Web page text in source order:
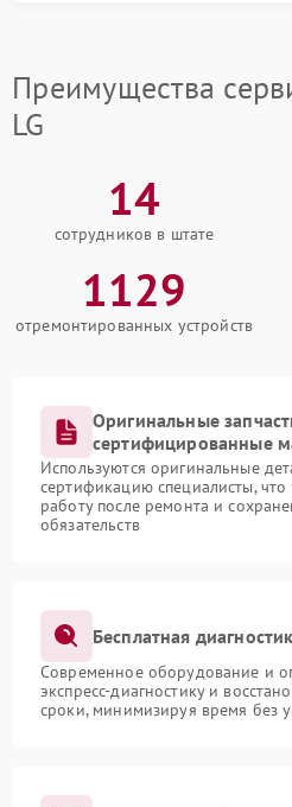
Преимущества
LG
14
сотрудников в штате
1129
отремонтированных устройств
Оригинальные
сертифицированные
Используются оригинальные
сертификацию специалисты,
работу после ремонта и
обязательств
Бесплатная
Современное оборудование и
экспресс-диагностику и
сроки, минимизируя время без